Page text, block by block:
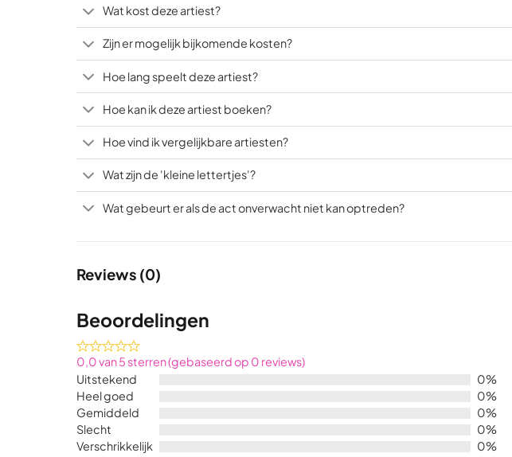
Wat kost deze artiest?
Zijn er mogelijk bijkomende kosten?
Hoe lang speelt deze artiest?
Hoe kan ik deze artiest boeken?
Hoe vind ik vergelijkbare artiesten?
Wat zijn de 'kleine lettertjes'?
Wat gebeurt er als de act onverwacht niet kan optreden?
Reviews (0)
Beoordelingen
Rated
0,0
out
of
5
0,0 van 5 sterren (gebaseerd op 0 reviews)
Uitstekend
0%
Heel goed
0%
Gemiddeld
0%
Slecht
0%
Verschrikkelijk
0%